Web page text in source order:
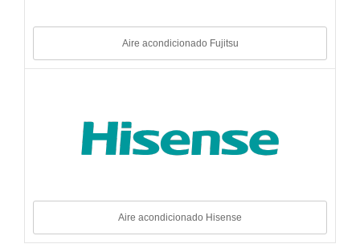
Aire acondicionado Fujitsu
Aire acondicionado Hisense